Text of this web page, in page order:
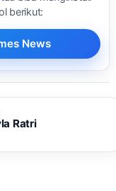
berikut:
News
Ratri